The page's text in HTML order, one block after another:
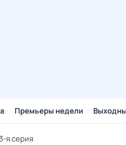
Премьеры недели
я серия